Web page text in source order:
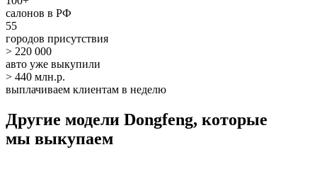
салонов в РФ
55
городов присутствия
> 220 000
авто уже выкупили
> 440 млн.р.
выплачиваем клиентам в неделю
Другие модели Dongfeng, которые
мы выкупаем